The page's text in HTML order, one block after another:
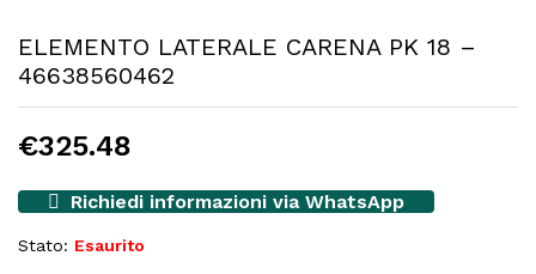
ELEMENTO LATERALE CARENA PK 18 –
46638560462
€325.48
Richiedi informazioni via WhatsApp
Stato: Esaurito